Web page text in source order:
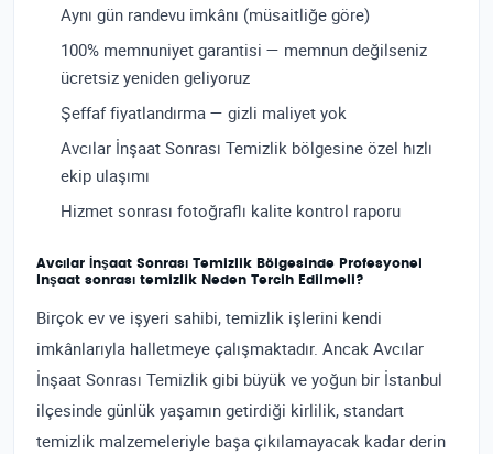
Aynı gün randevu imkânı (müsaitliğe göre)
100% memnuniyet garantisi — memnun değilseniz
ücretsiz yeniden geliyoruz
Şeffaf fiyatlandırma — gizli maliyet yok
Avcılar İnşaat Sonrası Temizlik bölgesine özel hızlı
ekip ulaşımı
Hizmet sonrası fotoğraflı kalite kontrol raporu
Avcılar İnşaat Sonrası Temizlik Bölgesinde Profesyonel
Inşaat sonrası temizlik Neden Tercih Edilmeli?
Birçok ev ve işyeri sahibi, temizlik işlerini kendi
imkânlarıyla halletmeye çalışmaktadır. Ancak Avcılar
İnşaat Sonrası Temizlik gibi büyük ve yoğun bir İstanbul
ilçesinde günlük yaşamın getirdiği kirlilik, standart
temizlik malzemeleriyle başa çıkılamayacak kadar derin